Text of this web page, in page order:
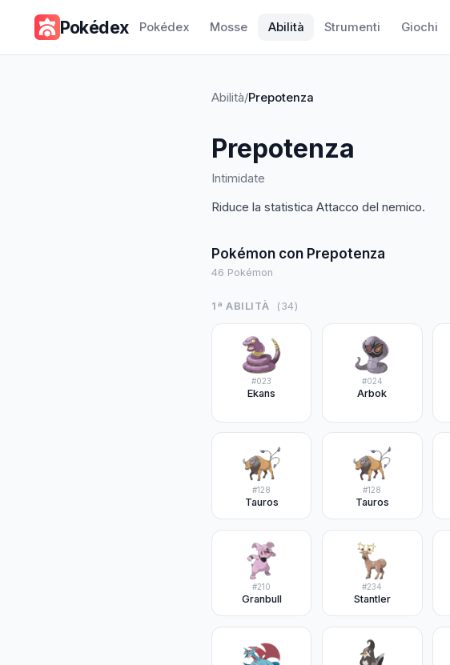
Pokédex Pokédex Mosse Abilità Strumenti Giochi
Abilità/Prepotenza
Prepotenza
Intimidate
Riduce la statistica Attacco del nemico.
Pokémon con Prepotenza
46 Pokémon
1ª ABILITÀ ( 34)
#023
Ekans
#024
Arbok
#128
Tauros
#128
Tauros
#210
Granbull
#234
Stantler